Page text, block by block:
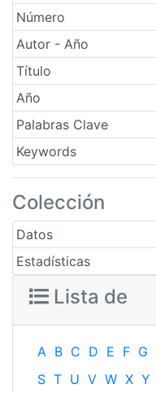
Número
Autor - Año
Título
Año
Palabras Clave
Keywords
Colección
Datos
Estadísticas
Lista de
A B C D E F G
S T U V W X Y